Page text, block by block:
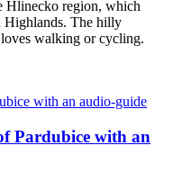
Hlinecko region, which
Highlands. The hilly
walking or cycling.
Pardubice with an